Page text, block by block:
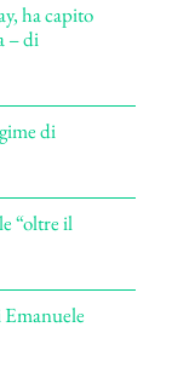
ha capito
– di
di
“oltre il